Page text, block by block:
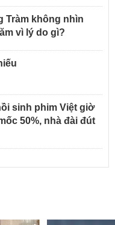
Tràm không nhìn
vì lý do gì?
sinh phim Việt giờ
50%, nhà đài đút